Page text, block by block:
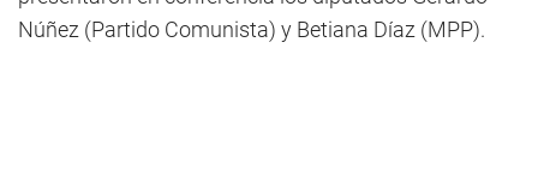
Núñez (Partido Comunista) y Betiana Díaz (MPP).